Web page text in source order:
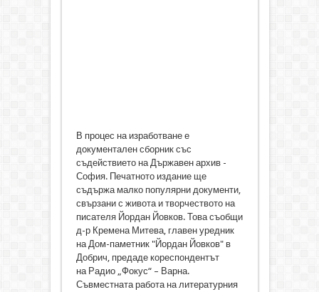
В процес на изработване е
документален сборник със
съдействието на Държавен архив -
София. Печатното издание ще
съдържа малко популярни документи,
свързани с живота и творчеството на
писателя Йордан Йовков. Това съобщи
д-р Кремена Митева, главен уредник
на Дом-паметник "Йордан Йовков" в
Добрич, предаде кореспондентът
на Радио „Фокус“ – Варна.
Съвместната работа на литературния